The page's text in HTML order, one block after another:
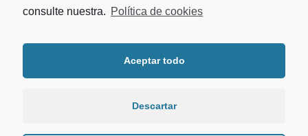
España
Fax. +34 976 108 058
Política de privacidad
Programa operativo FEDER Aragón
2014-2020Plan de recuperación,
Programa FEDER 2021-2027
consulte nuestra. Política de cookies
Aceptar todo
Descartar